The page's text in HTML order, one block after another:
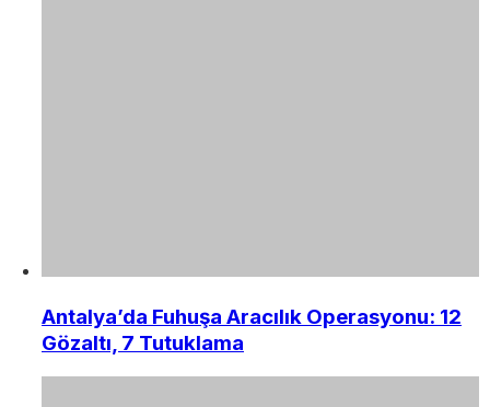
Antalya’da Fuhuşa Aracılık Operasyonu: 12
Gözaltı, 7 Tutuklama